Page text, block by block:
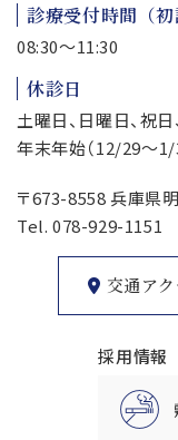
診療受付時間（初
08:30～11:30
休診日
土曜日、日曜日、祝日、
年末年始（12/29～1/3
〒673-8558 兵庫県
Tel. 078-929-1151
交通ア
採用情報